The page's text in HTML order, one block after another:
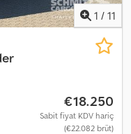
1 / 11
€18.250
Sabit fiyat KDV hariç
(€22.082 brüt)